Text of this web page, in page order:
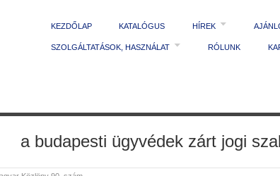
KEZDŐLAP KATALÓGUS HÍREK
SZOLGÁLTATÁSOK, HASZNÁLAT RÓLUNK
a budapesti ügyvédek zárt jogi